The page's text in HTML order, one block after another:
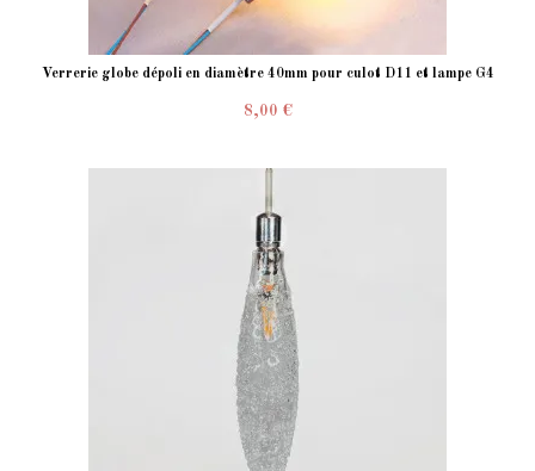
Verrerie globe dépoli en diamètre 40mm pour culot D11 et lampe G4
8,00 €